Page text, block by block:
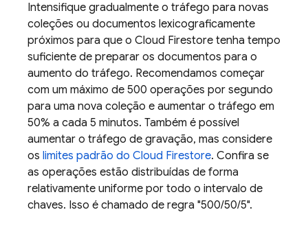
Intensifique gradualmente o tráfego para novas
coleções ou documentos lexicograficamente
próximos para que o Cloud Firestore tenha tempo
suficiente de preparar os documentos para o
aumento do tráfego. Recomendamos começar
com um máximo de 500 operações por segundo
para uma nova coleção e aumentar o tráfego em
50% a cada 5 minutos. Também é possível
aumentar o tráfego de gravação, mas considere
os limites padrão do Cloud Firestore. Confira se
as operações estão distribuídas de forma
relativamente uniforme por todo o intervalo de
chaves. Isso é chamado de regra "500/50/5".